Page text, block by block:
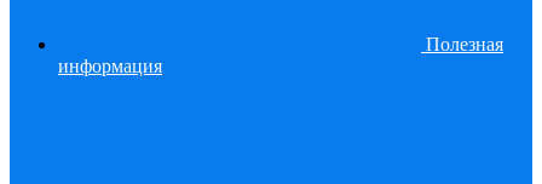
Полезная
информация